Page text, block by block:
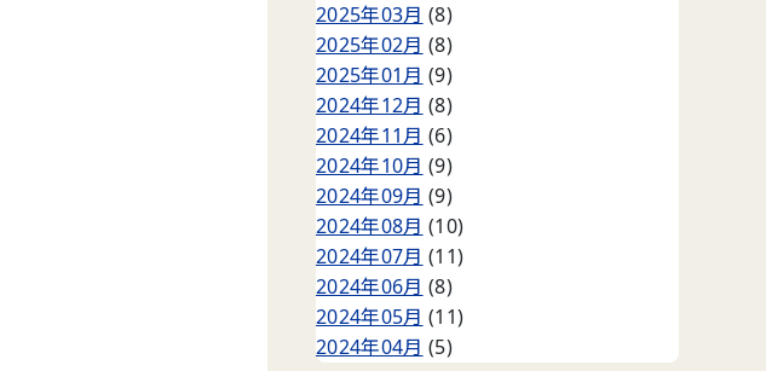
2025年03月 (8)
2025年02月 (8)
2025年01月 (9)
2024年12月 (8)
2024年11月 (6)
2024年10月 (9)
2024年09月 (9)
2024年08月 (10)
2024年07月 (11)
2024年06月 (8)
2024年05月 (11)
2024年04月 (5)